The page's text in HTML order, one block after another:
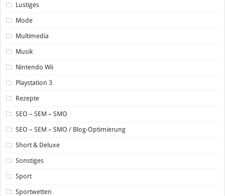
Lustiges
Mode
Multimedia
Musik
Nintendo Wii
Playstation 3
Rezepte
SEO – SEM – SMO
SEO – SEM – SMO / Blog-Optimierung
Short & Deluxe
Sonstiges
Sport
Sportwetten